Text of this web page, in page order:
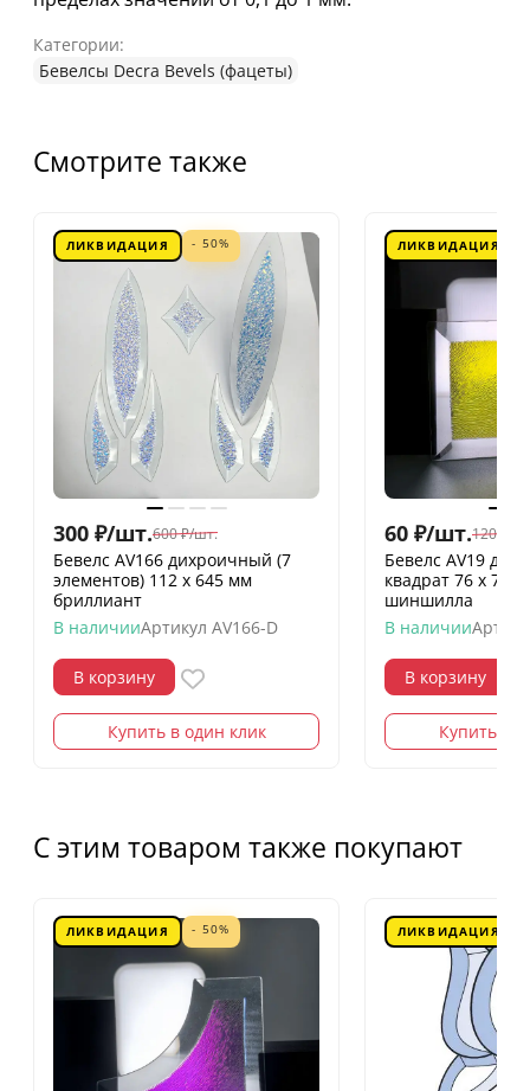
Категории:
Бевелсы Decra Bevels (фацеты)
Смотрите также
ЛИКВИДАЦИЯ - 50%
300 ₽/шт.600 ₽/шт.
Бевелс AV166 дихроичный (7
элементов) 112 х 645 мм
бриллиант
В наличииАртикул AV166-D
В корзину
Купить в один клик
ЛИКВИДАЦИЯ
60 ₽/шт.120
Бевелс AV19
квадрат 76 х 76
шиншилла
В наличии
В корзину
Купить в
С этим товаром также покупают
ЛИКВИДАЦИЯ - 50% ЛИКВИДАЦИЯ